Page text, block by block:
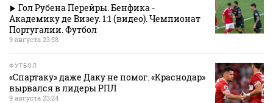
Гол Рубена Перейры. Бенфика -
Академику де Визеу. 1:1 (видео). Чемпионат
Португалии. Футбол
9 августа 23:58
ФУТБОЛ
«Спартаку» даже Даку не помог. «Краснодар»
вырвался в лидеры РПЛ
9 августа 23:24